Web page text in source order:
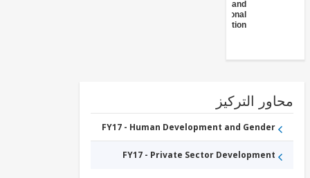
Vocational
Education
التركيز
FY17 - Human Development and Gender
FY17 - Private Sector Development